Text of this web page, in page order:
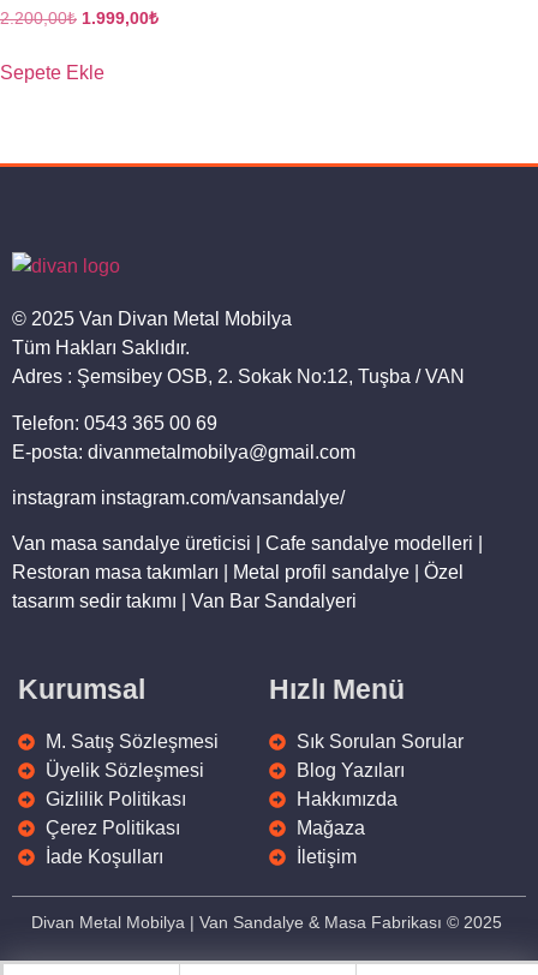
2.200,00₺ 1.999,00₺
Sepete Ekle
© 2025 Van Divan Metal Mobilya
Tüm Hakları Saklıdır.
Adres : Şemsibey OSB, 2. Sokak No:12, Tuşba / VAN
Telefon: 0543 365 00 69
E-posta: divanmetalmobilya@gmail.com
instagram instagram.com/vansandalye/
Van masa sandalye üreticisi | Cafe sandalye modelleri |
Restoran masa takımları | Metal profil sandalye | Özel
tasarım sedir takımı | Van Bar Sandalyeri
Kurumsal
M. Satış Sözleşmesi
Üyelik Sözleşmesi
Gizlilik Politikası
Çerez Politikası
İade Koşulları
Hızlı Menü
Sık Sorulan Sorular
Blog Yazıları
Hakkımızda
Mağaza
İletişim
Divan Metal Mobilya | Van Sandalye & Masa Fabrikası © 2025